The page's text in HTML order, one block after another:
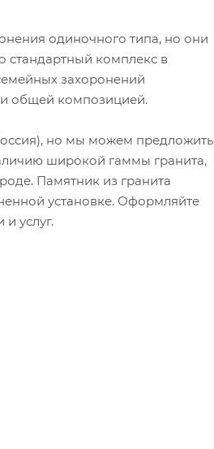
одиночного типа, но они
стандартный комплекс в
захоронений
и общей композицией.
но мы можем предложить
широкой гаммы гранита,
Памятник из гранита
установке. Оформляйте
услуг.